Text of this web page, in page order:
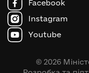
Facebook
Instagram
Youtube
© 2026